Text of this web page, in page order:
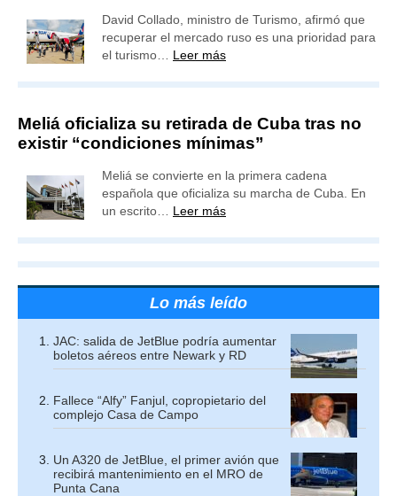
David Collado, ministro de Turismo, afirmó que
recuperar el mercado ruso es una prioridad para
el turismo… Leer más
Meliá oficializa su retirada de Cuba tras no
existir “condiciones mínimas”
Meliá se convierte en la primera cadena
española que oficializa su marcha de Cuba. En
un escrito… Leer más
Lo más leído
JAC: salida de JetBlue podría aumentar
boletos aéreos entre Newark y RD
Fallece “Alfy” Fanjul, copropietario del
complejo Casa de Campo
Un A320 de JetBlue, el primer avión que
recibirá mantenimiento en el MRO de
Punta Cana